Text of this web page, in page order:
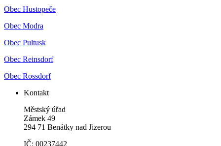
Obec Hustopeče
Obec Modra
Obec Pultusk
Obec Reinsdorf
Obec Rossdorf
Kontakt
Městský úřad
Zámek 49
294 71 Benátky nad Jizerou
IČ: 00237442